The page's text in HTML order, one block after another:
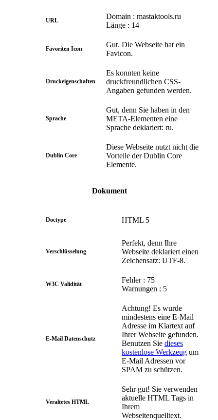
URL
Domain : mastaktools.ru
Länge : 14
Favoriten Icon
Gut. Die Webseite hat ein
Favicon.
Druckeigenschaften
Es konnten keine
druckfreundlichen CSS-
Angaben gefunden werden.
Sprache
Gut, denn Sie haben in den
META-Elementen eine
Sprache deklariert: ru.
Dublin Core
Diese Webseite nutzt nicht die
Vorteile der Dublin Core
Elemente.
Dokument
Doctype HTML 5
Verschlüsselung
Perfekt, denn Ihre
Webseite deklariert einen
Zeichensatz: UTF-8.
W3C Validität
Fehler : 75
Warnungen : 5
E-Mail Datenschutz
Achtung! Es wurde
mindestens eine E-Mail
Adresse im Klartext auf
Ihrer Webseite gefunden.
Benutzen Sie dieses
kostenlose Werkzeug um
E-Mail Adressen vor
SPAM zu schützen.
Veraltetes HTML
Sehr gut! Sie verwenden
aktuelle HTML Tags in
Ihrem
Webseitenquelltext.